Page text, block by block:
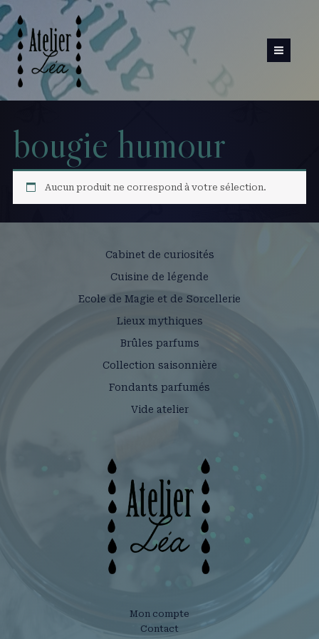
Aller
au
contenu
bougie humour
Aucun produit ne correspond à votre sélection.
Cabinet de curiosités
Cuisine de légende
Ecole de Magie et de Sorcellerie
Lieux mythiques
Brûles parfums
Collection saisonnière
Fondants parfumés
Vide atelier
Mon compte
Contact